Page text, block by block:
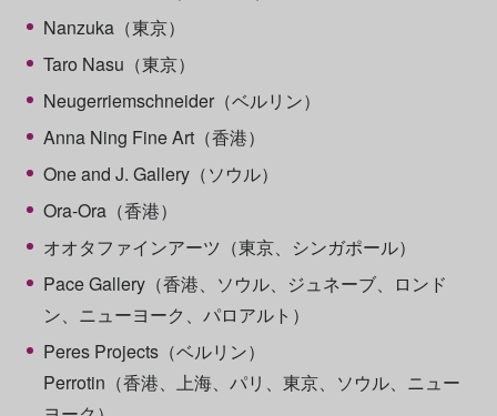
Nanzuka（東京）
Taro Nasu（東京）
Neugerriemschneider（ベルリン）
Anna Ning Fine Art（香港）
One and J. Gallery（ソウル）
Ora-Ora（香港）
オオタファインアーツ（東京、シンガポール）
Pace Gallery（香港、ソウル、ジュネーブ、ロンド
ン、ニューヨーク、パロアルト）
Peres Projects（ベルリン）
Perrotin（香港、上海、パリ、東京、ソウル、ニュー